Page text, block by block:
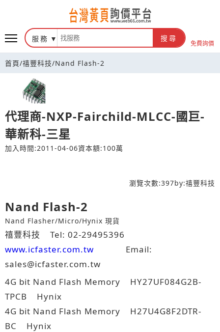
台灣黃頁詢價平台
服務 搜尋
免費詢價
首頁/禧豐科技/Nand Flash-2
代理商-NXP-Fairchild-MLCC-國巨-
華新科-三星
加入時間:2011-04-06資本額:100萬
瀏覽次數:397by:禧豐科技
Nand Flash-2
Nand Flasher/Micro/Hynix 現貨
禧豐科技 Tel: 02-29495396
www.icfaster.com.tw
Email:
sales@icfaster.com.tw
4G bit Nand Flash Memory HY27UF084G2B-
TPCB Hynix
4G bit Nand Flash Memory H27U4G8F2DTR-
BC Hynix